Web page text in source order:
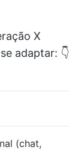
X
adaptar: 👇
(chat,